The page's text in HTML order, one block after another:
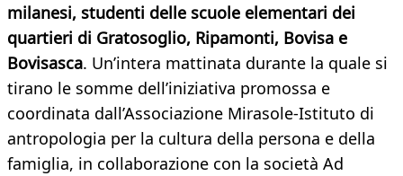
milanesi, studenti delle scuole elementari dei
quartieri di Gratosoglio, Ripamonti, Bovisa e
Bovisasca. Un’intera mattinata durante la quale si
tirano le somme dell’iniziativa promossa e
coordinata dall’Associazione Mirasole-Istituto di
antropologia per la cultura della persona e della
famiglia, in collaborazione con la società Ad